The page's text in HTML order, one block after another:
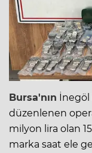
Bursa'nın İnegöl
düzenlenen
milyon lira olan
marka saat ele